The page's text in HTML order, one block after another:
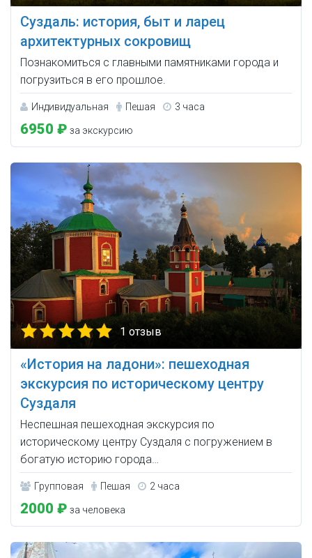
Суздаль: история, быт и ларец
архитектурных сокровищ
Познакомиться с главными памятниками города и
погрузиться в его прошлое.
Индивидуальная Пешая 3 часа
6950 ₽ за экскурсию
1 отзыв
«История на ладони»: пешеходная
экскурсия по историческому центру
Суздаля
Неспешная пешеходная экскурсия по
историческому центру Суздаля с погружением в
богатую историю города…
Групповая Пешая 2 часа
2000 ₽ за человека